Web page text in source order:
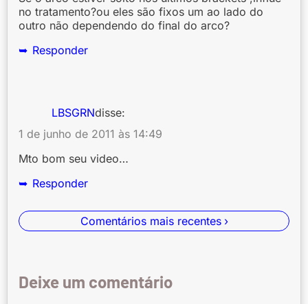
no tratamento?ou eles são fixos um ao lado do
outro não dependendo do final do arco?
Responder
LBSGRNdisse:
1 de junho de 2011 às 14:49
Mto bom seu video…
Responder
Comentários mais recentes
Deixe um comentário